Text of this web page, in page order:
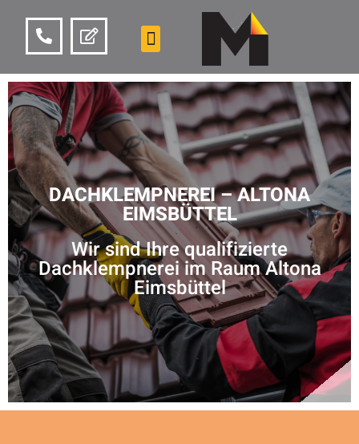
DACHKLEMPNEREI – ALTONA
EIMSBÜTTEL
Wir sind Ihre qualifizierte
Dachklempnerei im Raum Altona
Eimsbüttel